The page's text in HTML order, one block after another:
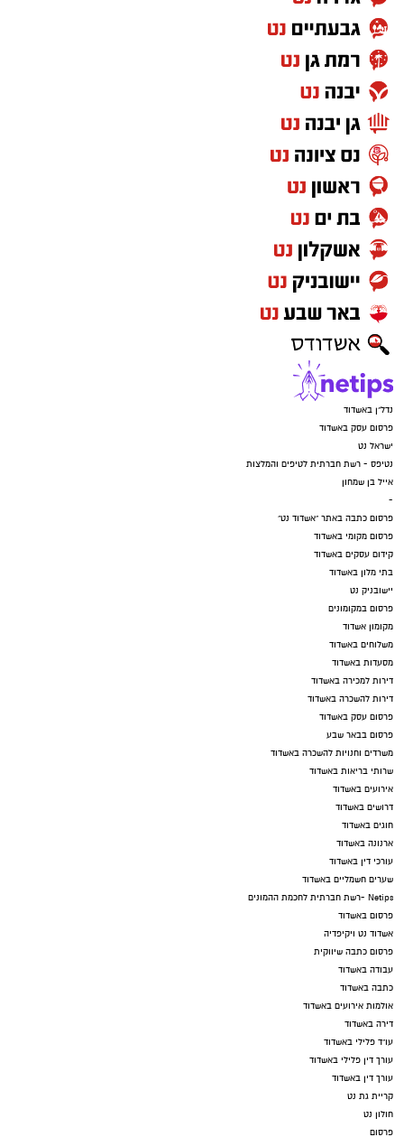
נדל"ן באשדוד
פרסום עסק באשדוד
ישראל נט
נטיפס - רשת חברתית לטיפים והמלצות
אייל בן שמחון
-
פרסום כתבה באתר "אשדוד נט"
פרסום מקומי באשדוד
קידום עסקים באשדוד
בתי מלון באשדוד
יישובניק נט
פרסום במקומונים
מקומון אשדוד
משלוחים באשדוד
מסעדות באשדוד
דירות למכירה באשדוד
דירות להשכרה באשדוד
פרסום עסק באשדוד
פרסום בבאר שבע
משרדים וחנויות להשכרה באשדוד
שרותי בריאות באשדוד
אירועים באשדוד
דרושים באשדוד
חוגים באשדוד
ארנונה באשדוד
עורכי דין באשדוד
שערים חשמליים באשדוד
Netips -רשת חברתית לחכמת ההמונים
פרסום באשדוד
אשדוד נט ויקיפדיה
פרסום כתבה שיווקית
עבודה באשדוד
כתבה באשדוד
אולמות אירועים באשדוד
דירה באשדוד
עו"ד פלילי באשדוד
עורך דין פלילי באשדוד
עורך דין באשדוד
קריית גת נט
חולון נט
פרסום